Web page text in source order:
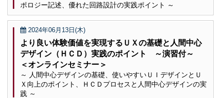
ポロジー記述、優れた回路設計の実践ポイント ～
2024年06月13日(木)
より良い体験価値を実現するＵＸの基礎と人間中心
デザイン（ＨＣＤ）実践のポイント ～演習付～
＜オンラインセミナー＞
～ 人間中心デザインの基礎、使いやすいＵＩデザインとＵ
Ｘ向上のポイント、ＨＣＤプロセスと人間中心デザインの実
践 ～